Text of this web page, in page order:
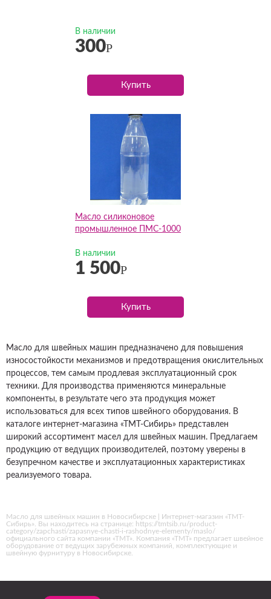
В наличии
300Р
Купить
Масло силиконовое
промышленное ПМС-1000
В наличии
1 500Р
Купить
Масло для швейных машин предназначено для повышения
износостойкости механизмов и предотвращения окислительных
процессов, тем самым продлевая эксплуатационный срок
техники. Для производства применяются минеральные
компоненты, в результате чего эта продукция может
использоваться для всех типов швейного оборудования. В
каталоге интернет-магазина «ТМТ-Сибирь» представлен
широкий ассортимент масел для швейных машин. Предлагаем
продукцию от ведущих производителей, поэтому уверены в
безупречном качестве и эксплуатационных характеристиках
реализуемого товара.
Масло для швейных машин в Новосибирске | Интернет-магазин «ТМТ-
Сибирь». Вы находитесь на странице: https://tmtsib.ru/product-
category/zapchasti/zapasnye-chasti-i-rashodnye-elementy/maslo/
официального сайта компании «ТМТ». Компания «ТМТ» предлагает швейное
оборудование от ведущих зарубежных компаний, комплектующие и
швейную фурнитуру в Новосибирске.